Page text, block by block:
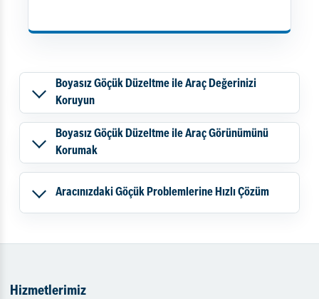
Boyasız Göçük Düzeltme ile Araç Değerinizi
Koruyun
Boyasız Göçük Düzeltme ile Araç Görünümünü
Korumak
Aracınızdaki Göçük Problemlerine Hızlı Çözüm
Hizmetlerimiz